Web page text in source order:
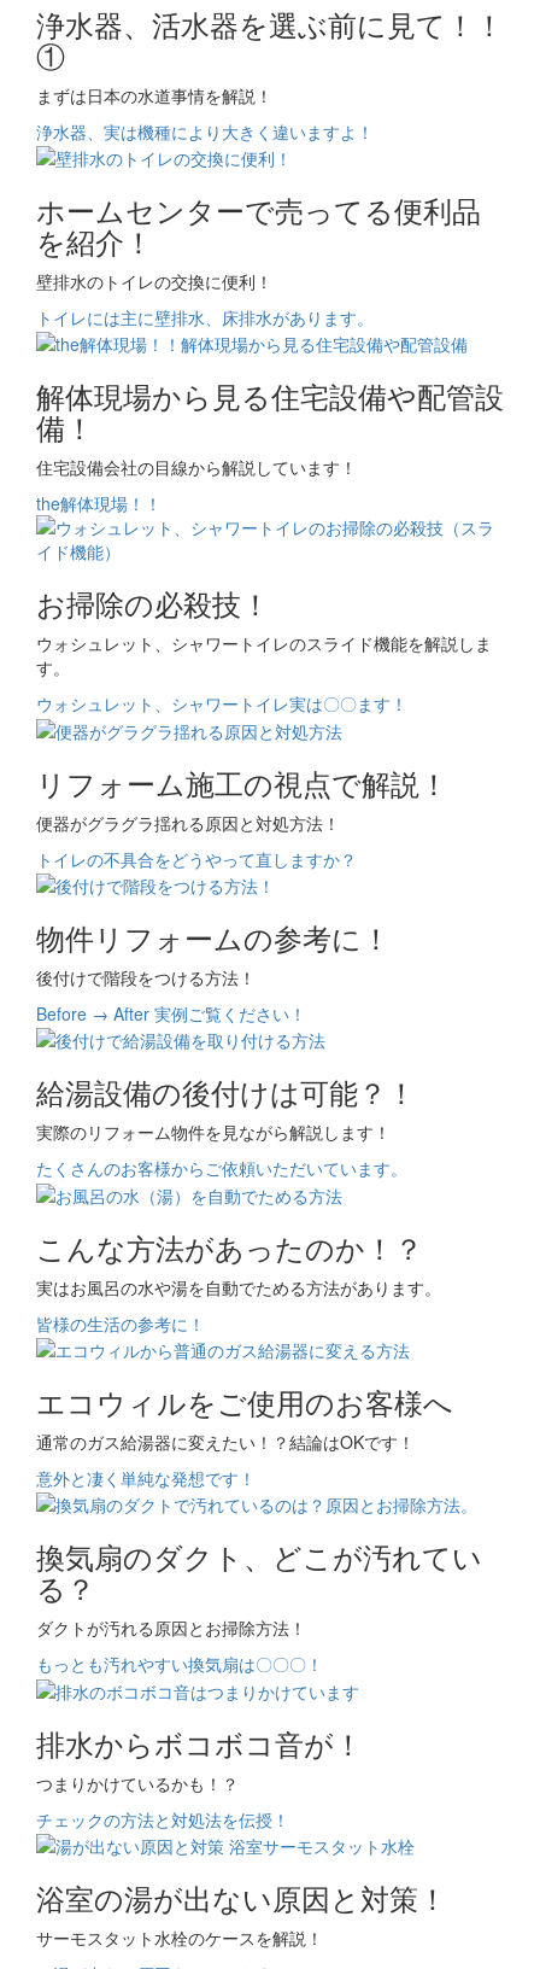
浄水器、活水器を選ぶ前に見て！！
①
まずは日本の水道事情を解説！
浄水器、実は機種により大きく違いますよ！
ホームセンターで売ってる便利品
を紹介！
壁排水のトイレの交換に便利！
トイレには主に壁排水、床排水があります。
解体現場から見る住宅設備や配管設
備！
住宅設備会社の目線から解説しています！
the解体現場！！
お掃除の必殺技！
ウォシュレット、シャワートイレのスライド機能を解説しま
す。
ウォシュレット、シャワートイレ実は〇〇ます！
リフォーム施工の視点で解説！
便器がグラグラ揺れる原因と対処方法！
トイレの不具合をどうやって直しますか？
物件リフォームの参考に！
後付けで階段をつける方法！
Before → After 実例ご覧ください！
給湯設備の後付けは可能？！
実際のリフォーム物件を見ながら解説します！
たくさんのお客様からご依頼いただいています。
こんな方法があったのか！？
実はお風呂の水や湯を自動でためる方法があります。
皆様の生活の参考に！
エコウィルをご使用のお客様へ
通常のガス給湯器に変えたい！？結論はOKです！
意外と凄く単純な発想です！
換気扇のダクト、どこが汚れてい
る？
ダクトが汚れる原因とお掃除方法！
もっとも汚れやすい換気扇は〇〇〇！
排水からボコボコ音が！
つまりかけているかも！？
チェックの方法と対処法を伝授！
浴室の湯が出ない原因と対策！
サーモスタット水栓のケースを解説！